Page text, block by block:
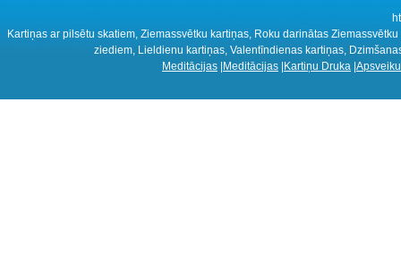
Kartiņas ar pilsētu skatiem, Ziemassvētku kartiņas, Roku darinātas
ziediem, Lieldienu kartiņas, Valentīndienas kartiņas,
Meditācijas Meditācijas Kartiņu Druka